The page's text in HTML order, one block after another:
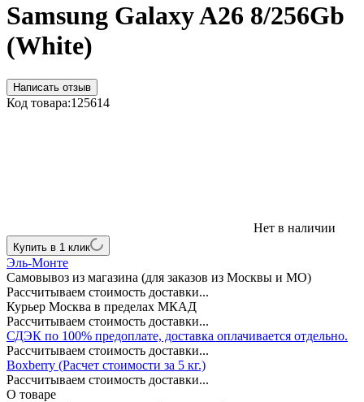
Samsung Galaxy A26 8/256Gb
(White)
Написать отзыв
Код товара:125614
Нет в наличии
Купить в 1 клик
Эль-Монте
Самовывоз из магазина (для заказов из Москвы и МО)
Рассчитываем стоимость доставки...
Курьер Москва в пределах МКАД
Рассчитываем стоимость доставки...
СДЭК по 100% предоплате, доставка оплачивается отдельно.
Рассчитываем стоимость доставки...
Boxberry (Расчет стоимости за 5 кг.)
Рассчитываем стоимость доставки...
О товаре